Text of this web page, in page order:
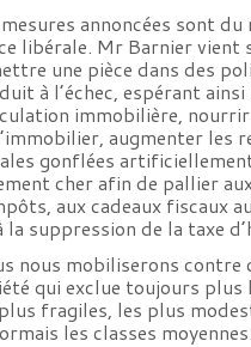
annoncées sont
libérale. Mr Barnier vient
une pièce dans des
à l’échec, espérant
immobilière,
augmenter les
gonflées
cher afin de pallier
aux cadeaux fiscaux
la suppression de la taxe
nous mobiliserons contre
qui exclue toujours plus
fragiles, les plus
les classes moyennes.